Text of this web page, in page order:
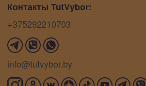
Контакты TutVybor:
+375292210703
info@tutvybor.by